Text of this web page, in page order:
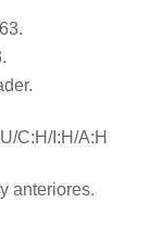
C:H/I:H/A:H
anteriores.